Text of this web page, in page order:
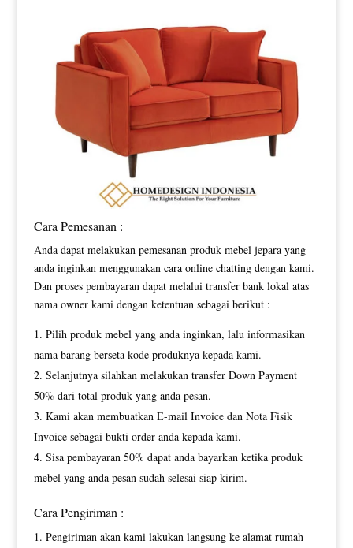
Cara Pemesanan :
Anda dapat melakukan pemesanan produk mebel jepara yang
anda inginkan menggunakan cara online chatting dengan kami.
Dan proses pembayaran dapat melalui transfer bank lokal atas
nama owner kami dengan ketentuan sebagai berikut :
Pilih produk mebel yang anda inginkan, lalu informasikan
nama barang berseta kode produknya kepada kami.
Selanjutnya silahkan melakukan transfer Down Payment
50% dari total produk yang anda pesan.
Kami akan membuatkan E-mail Invoice dan Nota Fisik
Invoice sebagai bukti order anda kepada kami.
Sisa pembayaran 50% dapat anda bayarkan ketika produk
mebel yang anda pesan sudah selesai siap kirim.
Cara Pengiriman :
Pengiriman akan kami lakukan langsung ke alamat rumah